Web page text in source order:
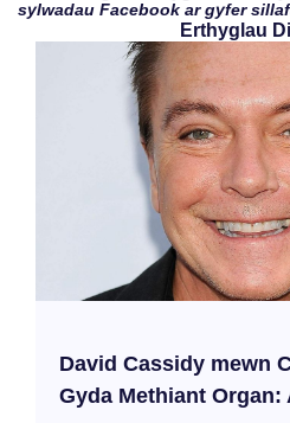
sylwadau Facebook ar gyfer
Erthyglau
David Cassidy mewn
Gyda Methiant Organ: